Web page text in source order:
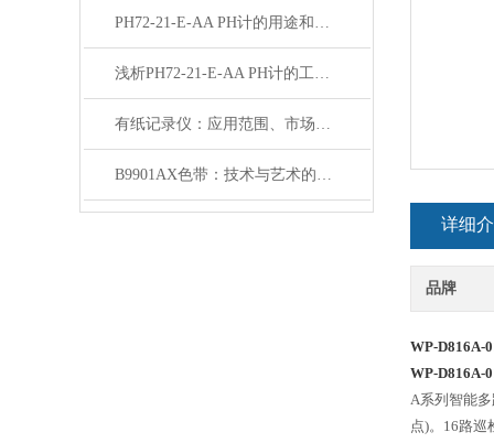
PH72-21-E-AA PH计的用途和使用方法
浅析PH72-21-E-AA PH计的工作原理与应用
有纸记录仪：应用范围、市场价值及前景分析
B9901AX色带：技术与艺术的结合
详细
品牌
WP-D816A-
WP-D816A-
A系列智能
点)。16路巡